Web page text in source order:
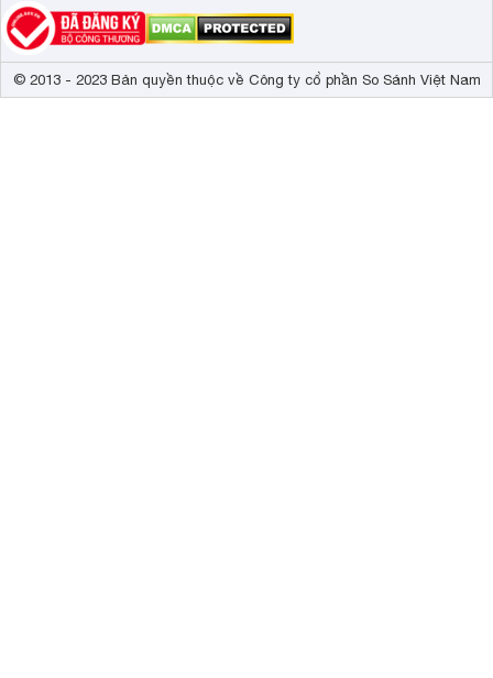
© 2013 - 2023 Bản quyền thuộc về Công ty cổ phần So Sánh Việt Nam